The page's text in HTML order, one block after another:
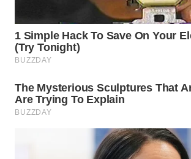
WN
SAMOSIR
WN
PADANG